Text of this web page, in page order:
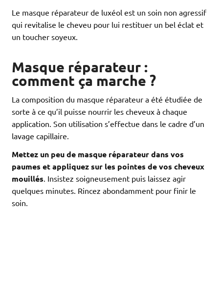
Le masque réparateur de luxéol est un soin non agressif
qui revitalise le cheveu pour lui restituer un bel éclat et
un toucher soyeux.
Masque réparateur :
comment ça marche ?
La composition du masque réparateur a été étudiée de
sorte à ce qu’il puisse nourrir les cheveux à chaque
application. Son utilisation s’effectue dans le cadre d’un
lavage capillaire.
Mettez un peu de masque réparateur dans vos
paumes et appliquez sur les pointes de vos cheveux
mouillés . Insistez soigneusement puis laissez agir
quelques minutes. Rincez abondamment pour finir le
soin.